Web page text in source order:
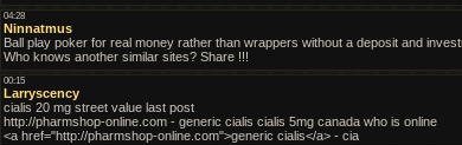
04:28
Ninnatmus
Ball play poker for real money rather than wrappers without a deposit and
Who knows another similar sites? Share !!!
00:15
Larryscency
cialis 20 mg street value last post
http://pharmshop-online.com - generic cialis cialis 5mg canada who is online
<a href="http://pharmshop-online.com">generic cialis</a> - cia